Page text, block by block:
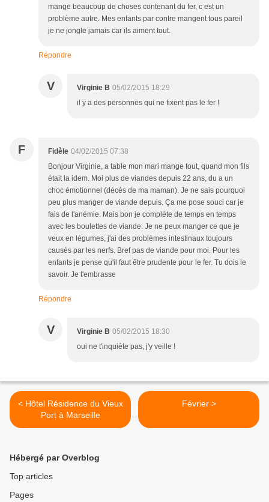
mange beaucoup de choses contenant du fer, c est un
problème autre. Mes enfants par contre mangent tous pareil
je ne jongle jamais car ils aiment tout.
Répondre
V Virginie B 05/02/2015 18:29
il y a des personnes qui ne fixent pas le fer !
F Fidèle 04/02/2015 07:38
Bonjour Virginie, a table mon mari mange tout, quand mon fils
était la idem. Moi plus de viandes depuis 22 ans, du a un
choc émotionnel (décès de ma maman). Je ne sais pourquoi
peu plus manger de viande depuis. Ça me pose souci car je
fais de l'anémie. Mais bon je complète de temps en temps
avec les boulettes de viande. Je ne peux manger ce que je
veux en légumes, j'ai des problèmes intestinaux toujours
causés par les nerfs. Bref pas de viande pour moi. Pour les
enfants je pense qu'il faut être prudente pour le fer. Tu dois le
savoir. Je t'embrasse
Répondre
V Virginie B 05/02/2015 18:30
oui ne t'inquiète pas, j'y veille !
< Hôtel Résidence du Vieux
Port à Marseille
Février >
Hébergé par Overblog
Top articles
Pages